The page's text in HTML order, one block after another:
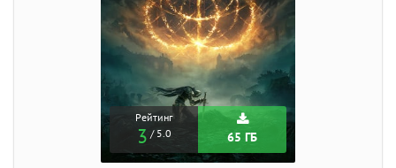
Рейтинг
3 / 5.0 65 ГБ